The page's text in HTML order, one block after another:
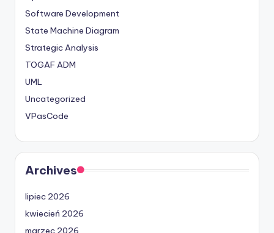
Software Development
State Machine Diagram
Strategic Analysis
TOGAF ADM
UML
Uncategorized
VPasCode
Archives
lipiec 2026
kwiecień 2026
marzec 2026